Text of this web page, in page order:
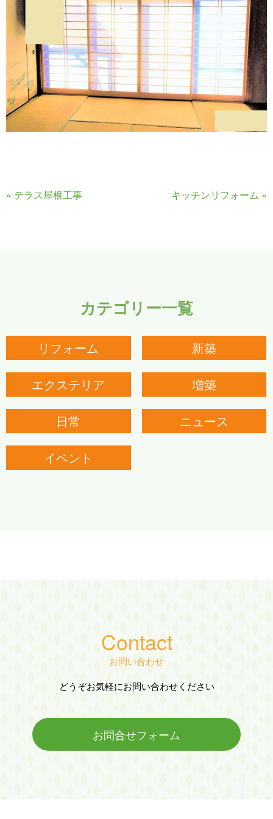
« テラス屋根工事 キッチンリフォーム »
カテゴリー一覧
リフォーム 新築
エクステリア 増築
日常 ニュース
イベント
Contact
お問い合わせ
どうぞお気軽にお問い合わせください
お問合せフォーム